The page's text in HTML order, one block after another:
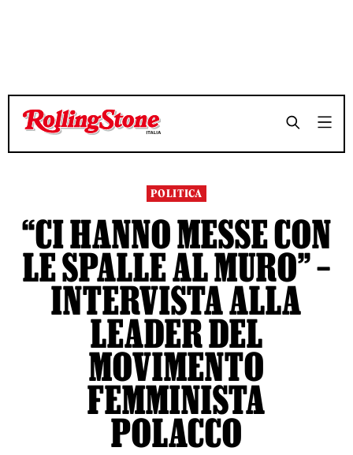
TEMPO DI LETTURA 15 MINUTI SHARE
TEMPO DI LETTURA 15 MINUTI SHARE
POLITICA
“CI HANNO MESSE CON
LE SPALLE AL MURO” –
INTERVISTA ALLA
LEADER DEL
MOVIMENTO
FEMMINISTA
POLACCO